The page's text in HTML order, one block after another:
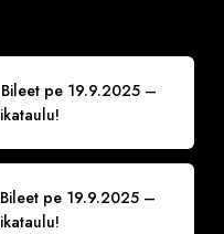
pe 19.9.2025 –
pe 19.9.2025 –